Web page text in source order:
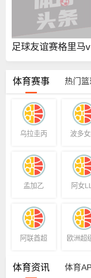
体育赛事 热门
乌拉圭丙 波多
孟加乙 阿女
阿联酋超 欧洲超
体育资讯 体育